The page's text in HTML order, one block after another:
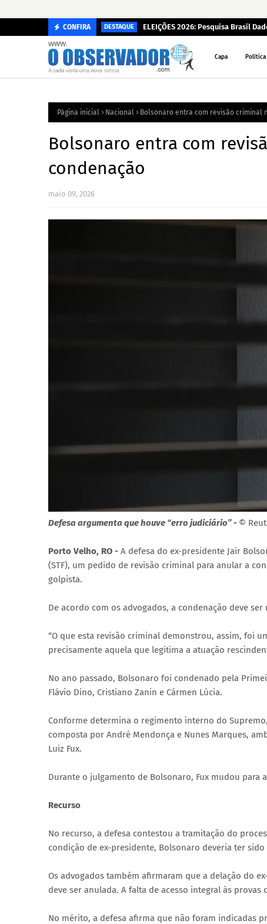
CONFIRA DESTAQUE ELEIÇÕES 2026: Pesquisa Brasil
Capa Política
Página inicial Nacional Bolsonaro entra com revisão criminal
Bolsonaro entra com
condenação
maio 09, 2026
Defesa argumenta que houve “erro judiciário” - ©
Porto Velho, RO - A defesa do ex-presidente Jair
(STF), um pedido de revisão criminal para anular a
golpista.
De acordo com os advogados, a condenação deve
“O que esta revisão criminal demonstrou, assim, foi
precisamente aquela que legitima a atuação
No ano passado, Bolsonaro foi condenado pela
Flávio Dino, Cristiano Zanin e Cármen Lúcia.
Conforme determina o regimento interno do
composta por André Mendonça e Nunes Marques,
Luiz Fux.
Durante o julgamento de Bolsonaro, Fux mudou para
Recurso
No recurso, a defesa contestou a tramitação do
condição de ex-presidente, Bolsonaro deveria ter
Os advogados também afirmaram que a delação do
deve ser anulada. A falta de acesso integral às
No mérito, a defesa afirma que não foram indicadas